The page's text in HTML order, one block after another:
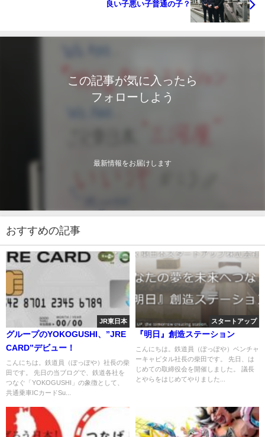
良い子悪い子普通の子？
この記事が気に入ったら
フォローしよう
最新情報をお届けします
おすすめの記事
JR東日本
グループのYOKOGUSHI、”JRE
CARD”デビュー！
こんにちは。鉄道員（ぽっぽや）社長の柴
田です。 先日の当ブログで、鉄道各社を
つなぐ「YOKOGUSHI」の象徴として、
共通乗車ICカードSu...
スタートアップ
『明日』創造ステーション
こんにちは。鉄道員（ぽっぽや）ベンチャ
ーキャピタル社長の柴田です。 先日、は
じめての取締役会を開催しました。 議長
とやらをはじめてやりました...